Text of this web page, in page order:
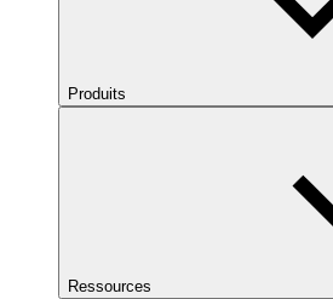
Produits
Ressources